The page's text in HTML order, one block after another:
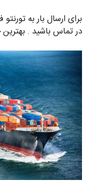
برای ارسال بار به
در تماس باشید .